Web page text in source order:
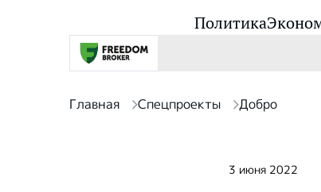
Политика
Главная Спецпроекты Добро
3 июня 2022